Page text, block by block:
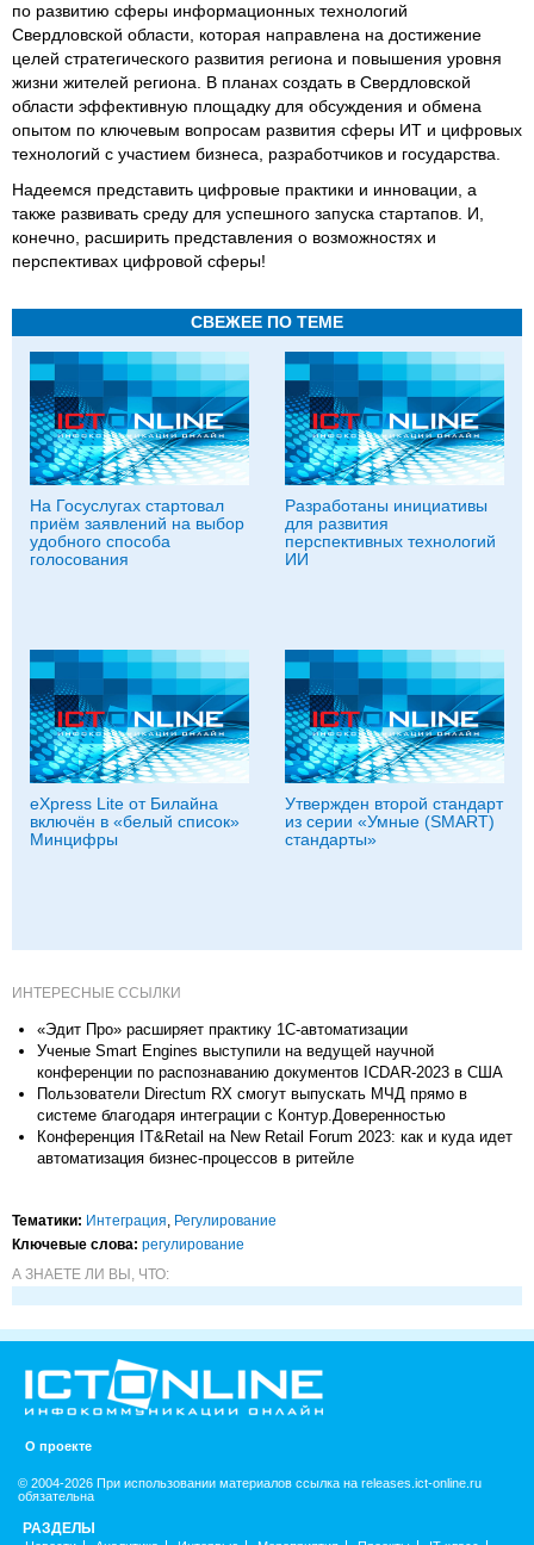
по развитию сферы информационных технологий
Свердловской области, которая направлена на достижение
целей стратегического развития региона и повышения уровня
жизни жителей региона. В планах создать в Свердловской
области эффективную площадку для обсуждения и обмена
опытом по ключевым вопросам развития сферы ИТ и цифровых
технологий с участием бизнеса, разработчиков и государства.
Надеемся представить цифровые практики и инновации, а
также развивать среду для успешного запуска стартапов. И,
конечно, расширить представления о возможностях и
перспективах цифровой сферы!
СВЕЖЕЕ ПО ТЕМЕ
На Госуслугах стартовал
приём заявлений на выбор
удобного способа
голосования
Разработаны инициативы
для развития
перспективных технологий
ИИ
eXpress Lite от Билайна
включён в «белый список»
Минцифры
Утвержден второй стандарт
из серии «Умные (SMART)
стандарты»
ИНТЕРЕСНЫЕ ССЫЛКИ
«Эдит Про» расширяет практику 1С-автоматизации
Ученые Smart Engines выступили на ведущей научной
конференции по распознаванию документов ICDAR-2023 в США
Пользователи Directum RX смогут выпускать МЧД прямо в
системе благодаря интеграции с Контур.Доверенностью
Конференция IT&Retail на New Retail Forum 2023: как и куда идет
автоматизация бизнес-процессов в ритейле
Тематики: Интеграция, Регулирование
Ключевые слова: регулирование
А ЗНАЕТЕ ЛИ ВЫ, ЧТО:
О проекте
© 2004-2026 При использовании материалов ссылка на releases.ict-online.ru
обязательна
РАЗДЕЛЫ